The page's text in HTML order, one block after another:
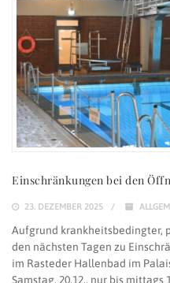
Einschränkungen bei den
23. DEZEMBER 2025
Aufgrund krankheitsbedingter,
den nächsten Tagen zu
im Rasteder Hallenbad im
Samstag, 20.12., nur bis mittags